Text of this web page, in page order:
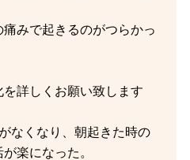
みで起きるのがつらかっ
を詳しくお願い致します
なくなり、朝起きた時の
楽になった。